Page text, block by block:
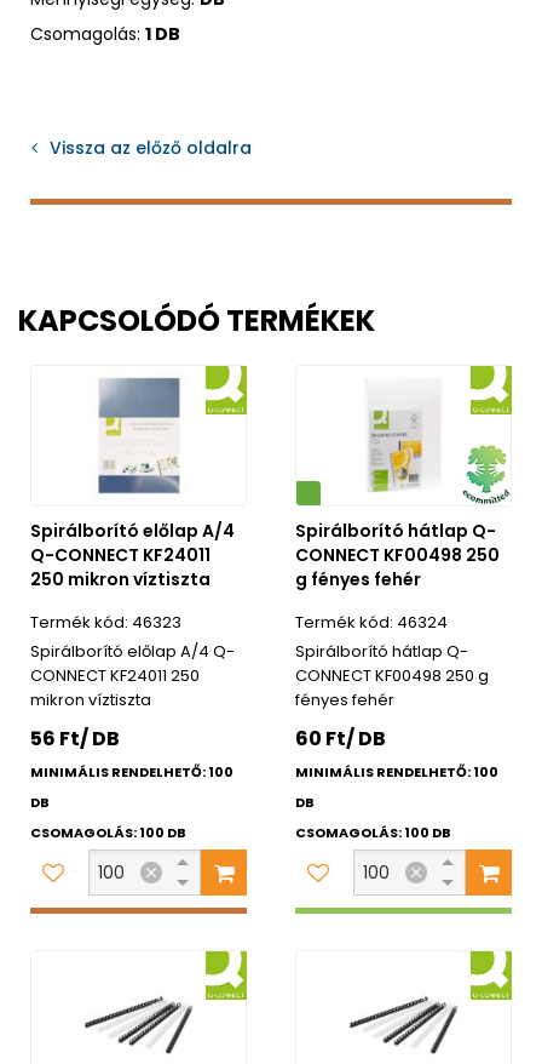
Csomagolás: 1 DB
Vissza az előző oldalra
KAPCSOLÓDÓ TERMÉKEK
Spirálborító előlap A/4
Q-CONNECT KF24011
250 mikron víztiszta
46323
Spirálborító előlap A/4 Q-
CONNECT KF24011 250
mikron víztiszta
56 Ft/ DB
MINIMÁLIS RENDELHETŐ: 100
DB
CSOMAGOLÁS: 100 DB
Környezetbarát
Spirálborító hátlap Q-
CONNECT KF00498 250
g fényes fehér
46324
Spirálborító hátlap Q-
CONNECT KF00498 250 g
fényes fehér
60 Ft/ DB
MINIMÁLIS RENDELHETŐ: 100
DB
CSOMAGOLÁS: 100 DB